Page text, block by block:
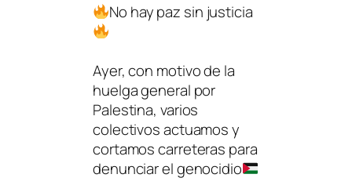
No hay paz sin justicia
Ayer, con motivo de la
huelga general por
Palestina, varios
colectivos actuamos y
cortamos carreteras para
denunciar el genocidio